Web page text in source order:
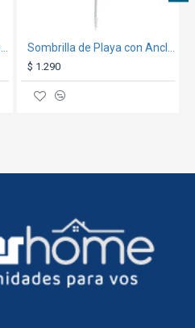
$ 1.290